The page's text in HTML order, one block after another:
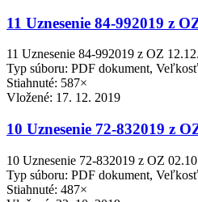
11 Uznesenie 84-992019 z
11 Uznesenie 84-992019 z OZ
Typ súboru: PDF dokument,
Stiahnuté: 587×
Vložené: 17. 12. 2019
10 Uznesenie 72-832019 z
10 Uznesenie 72-832019 z OZ
Typ súboru: PDF dokument,
Stiahnuté: 487×